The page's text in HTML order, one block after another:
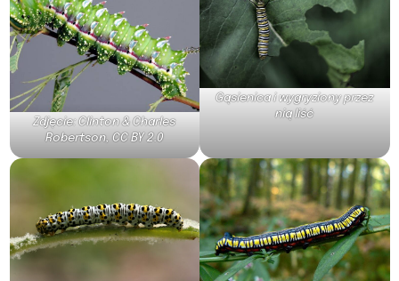
Zdjęcie:Clinton & Charles
Robertson, CC BY 2.0
Gąsienica i wygryziony przez
nią liść